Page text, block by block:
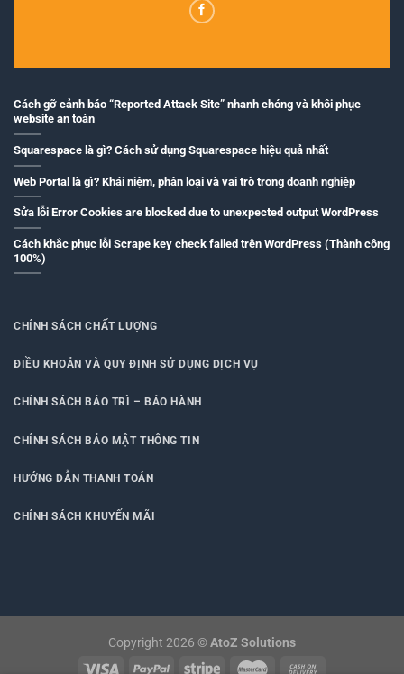
Cách gỡ cảnh báo “Reported Attack Site” nhanh chóng và khôi phục
website an toàn
Squarespace là gì? Cách sử dụng Squarespace hiệu quả nhất
Web Portal là gì? Khái niệm, phân loại và vai trò trong doanh nghiệp
Sửa lỗi Error Cookies are blocked due to unexpected output WordPress
Cách khắc phục lỗi Scrape key check failed trên WordPress (Thành công
100%)
CHÍNH SÁCH CHẤT LƯỢNG
ĐIỀU KHOẢN VÀ QUY ĐỊNH SỬ DỤNG DỊCH VỤ
CHÍNH SÁCH BẢO TRÌ – BẢO HÀNH
CHÍNH SÁCH BẢO MẬT THÔNG TIN
HƯỚNG DẪN THANH TOÁN
CHÍNH SÁCH KHUYẾN MÃI
Copyright 2026 © AtoZ Solutions